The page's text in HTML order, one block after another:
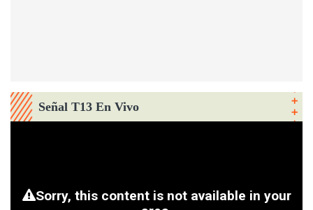
Señal T13 En Vivo